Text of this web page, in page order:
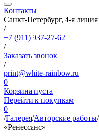
Контакты
Санкт-Петербург, 4-я
/
+7 (911) 937-27-62
/
Заказать звонок
/
print@white-rainbow.ru
0
Корзина пуста
Перейти к покупкам
0
/Галерея/Авторские работы/
«Ренессанс»